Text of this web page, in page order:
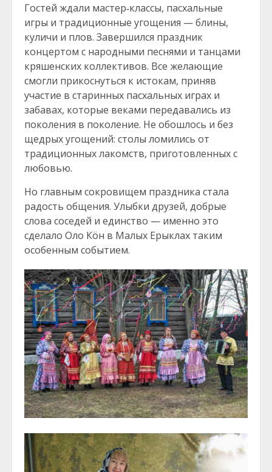
Гостей ждали мастер‑классы, пасхальные
игры и традиционные угощения — блины,
куличи и плов. Завершился праздник
концертом с народными песнями и танцами
кряшенских коллективов. Все желающие
смогли прикоснуться к истокам, приняв
участие в старинных пасхальных играх и
забавах, которые веками передавались из
поколения в поколение. Не обошлось и без
щедрых угощений: столы ломились от
традиционных лакомств, приготовленных с
любовью.
Но главным сокровищем праздника стала
радость общения. Улыбки друзей, добрые
слова соседей и единство — именно это
сделало Оло Кöн в Малых Ерыклах таким
особенным событием.